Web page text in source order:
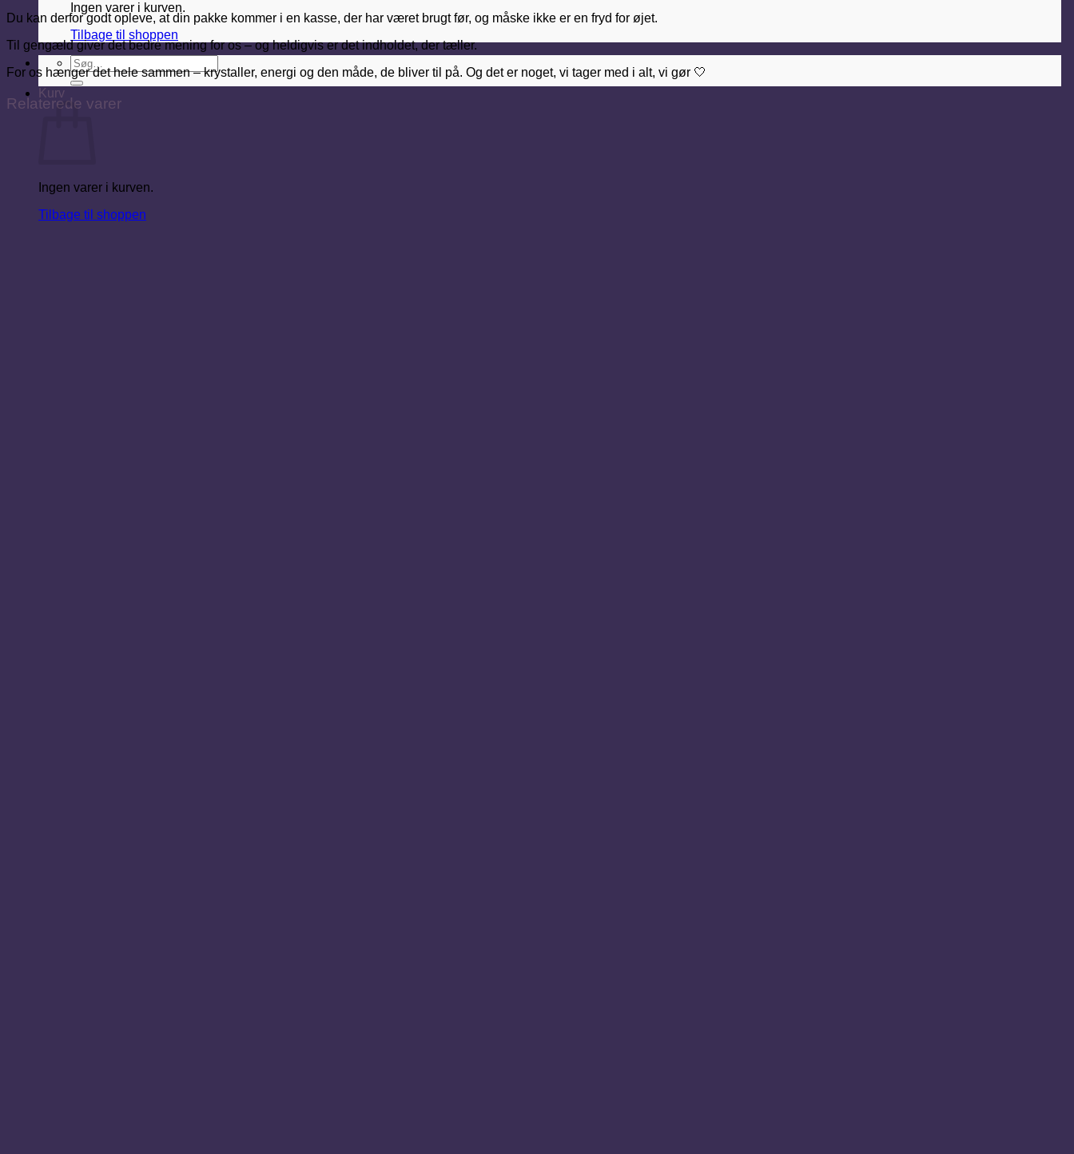
Ingen varer i kurven.
Tilbage til shoppen
Søg
efter:
Kurv
Ingen varer i kurven.
Tilbage til shoppen
Du kan derfor godt opleve, at din pakke kommer i en kasse, der har været brugt før, og måske ikke er en fryd for øjet.
Til gengæld giver det bedre mening for os – og heldigvis er det indholdet, der tæller.
For os hænger det hele sammen – krystaller, energi og den måde, de bliver til på. Og det er noget, vi tager med i alt, vi gør 🤍
Relaterede varer